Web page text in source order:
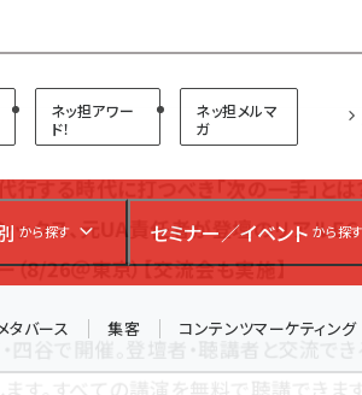
ネッ担アワー
ド！
ネッ担メルマ
ガ
から探す セミナー／イベント から探す
タバース 集客 コンテンツマーケティング
行する時代に打つべき「次の一手」とは？
シックス、元UA責任者が登壇のリアルECセ
（8/26＠東京）【交流会も実施】